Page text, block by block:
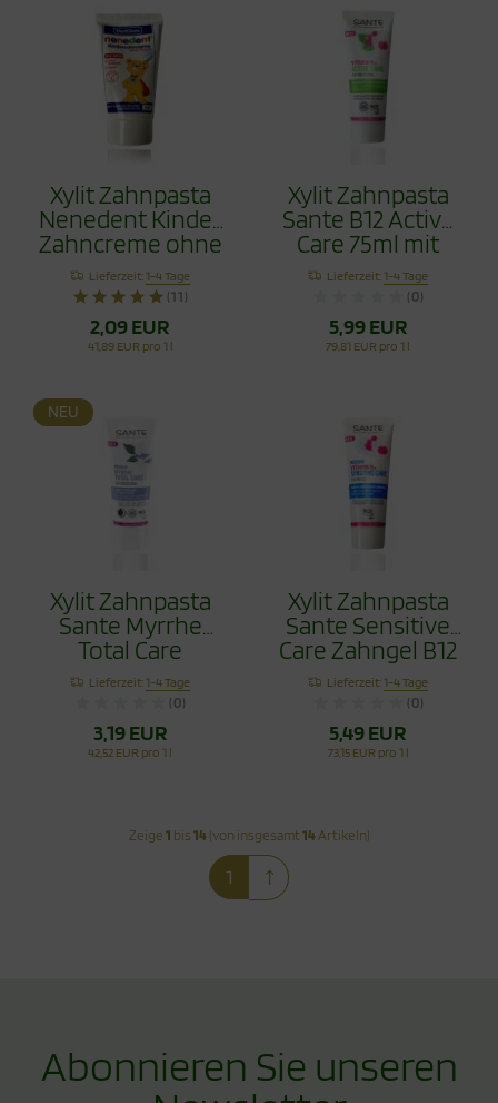
Xylit Zahnpasta
Nenedent Kinder
Zahncreme ohne
Fluorid 50ml
Lieferzeit:1-4 Tage
(11)
2,09 EUR
41,89 EUR pro 1 l
Xylit Zahnpasta
Sante B12 Active
Care 75ml mit
Flourid
Lieferzeit:1-4 Tage
(0)
5,99 EUR
79,81 EUR pro 1 l
NEU
Xylit Zahnpasta
Sante Myrrhe
Total Care
Fluoridfrei 75ml
Lieferzeit:1-4 Tage
(0)
3,19 EUR
42,52 EUR pro 1 l
Xylit Zahnpasta
Sante Sensitive
Care Zahngel B12
75ml ohne Flourid
Lieferzeit:1-4 Tage
(0)
5,49 EUR
73,15 EUR pro 1 l
Zeige 1 bis 14(von insgesamt14Artikeln)
1
Abonnieren Sie unseren